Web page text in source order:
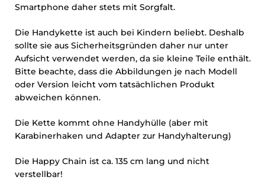
Smartphone daher stets mit Sorgfalt.
Die Handykette ist auch bei Kindern beliebt. Deshalb
sollte sie aus Sicherheitsgründen daher nur unter
Aufsicht verwendet werden, da sie kleine Teile enthält.
Bitte beachte, dass die Abbildungen je nach Modell
oder Version leicht vom tatsächlichen Produkt
abweichen können.
Die Kette kommt ohne Handyhülle (aber mit
Karabinerhaken und Adapter zur Handyhalterung)
Die Happy Chain ist ca. 135 cm lang und nicht
verstellbar!